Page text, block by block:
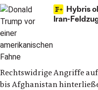
Hybris
Iran-
Rechtswidrige Angriffe
bis Afghanistan